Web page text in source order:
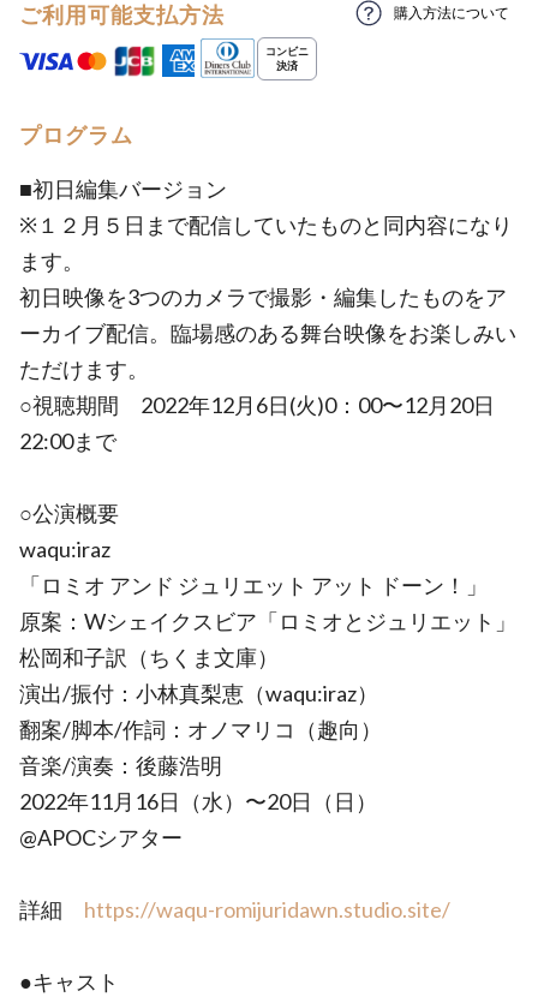
ご利用可能支払方法 購入方法について
プログラム
■初日編集バージョン
※１２月５日まで配信していたものと同内容になり
ます。
初日映像を3つのカメラで撮影・編集したものをア
ーカイブ配信。臨場感のある舞台映像をお楽しみい
ただけます。
○視聴期間 2022年12月6日(火)0：00〜12月20日
22:00まで
○公演概要
waqu:iraz
「ロミオ アンド ジュリエット アット ドーン！」
原案：Wシェイクスビア「ロミオとジュリエット」
松岡和子訳（ちくま文庫）
演出/振付：小林真梨恵（waqu:iraz）
翻案/脚本/作詞：オノマリコ（趣向）
音楽/演奏：後藤浩明
2022年11月16日（水）〜20日（日）
@APOCシアター
詳細 https://waqu-romijuridawn.studio.site/
●キャスト